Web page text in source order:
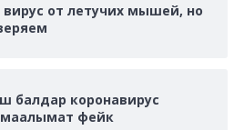
от летучих мышей, но
балдар коронавирус
маалымат фейк